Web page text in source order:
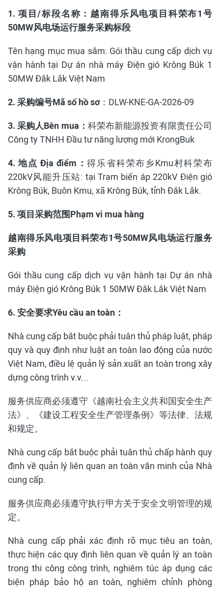
1. 项目/标段名称：越南得乐风电项目科荣布1 号
50MW风电场运行服务采购标段
Tên hạng mục mua sắm: Gói thầu cung cấp dịch vụ
vận hành tại Dự án nhà máy Điện gió Krông Búk 1
50MW Đắk Lắk Việt Nam
2. 采购编号Mã số hồ sơ：DLW-KNE-GA-2026-09
3.采购人Bên mua ： 科荣布新能源投资有限责任公司
Công ty TNHH Đầu tư năng lượng mới KrongBuk
4.地点 Địa điểm ：得乐省科荣布乡Kmu村科荣布
220kV风能升压站: tại Trạm biến áp 220kV Điện gió
Krông Búk, Buôn Kmu, xã Krông Búk, tỉnh Đắk Lắk.
5. 项目采购范围Phạm vi mua hàng
越南得乐风电项目科荣布1号50MW风电场运行服务
采购
Gói thầu cung cấp dịch vụ vận hành tại Dự án nhà
máy Điện gió Krông Búk 1 50MW Đắk Lắk Việt Nam
6. 安全要求Yêu cầu an toàn ：
Nhà cung cấp bắt buộc phải tuân thủ pháp luật, pháp
quy và quy định như luật an toàn lao động của nước
Việt Nam, điều lệ quản lý sản xuất an toàn trong xây
dựng công trình v.v...
服务供应商必须遵守《越南社会主义共和国安全生产
法》、《建设工程安全生产管理条例》等法律、法规
和规定。
Nhà cung cấp bắt buộc phải tuân thủ chấp hành quy
định về quản lý liên quan an toàn văn minh của Nhà
cung cấp.
服务供应商必须遵守执行甲方关于安全文明管理的规
定。
Nhà cung cấp phải xác định rõ mục tiêu an toàn,
thực hiện các quy định liên quan về quản lý an toàn
trong thi công công trình, nghiêm túc áp dụng các
biện pháp bảo hộ an toàn, nghiêm chỉnh phòng